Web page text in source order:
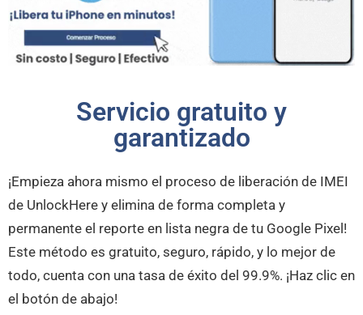
Servicio gratuito y
garantizado
¡Empieza ahora mismo el proceso de liberación de IMEI
de UnlockHere y elimina de forma completa y
permanente el reporte en lista negra de tu Google Pixel!
Este método es gratuito, seguro, rápido, y lo mejor de
todo, cuenta con una tasa de éxito del 99.9%. ¡Haz clic en
el botón de abajo!